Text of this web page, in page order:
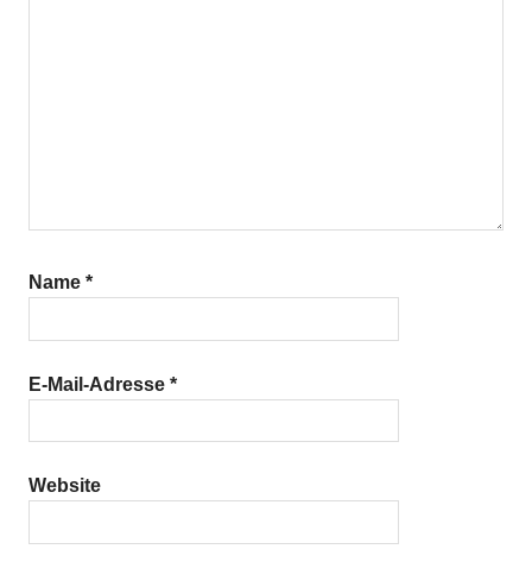
Name *
E-Mail-Adresse *
Website